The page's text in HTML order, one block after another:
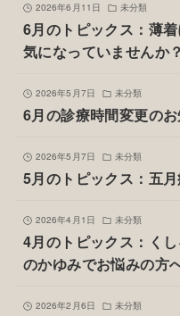
2026年6月11日 未分類
6月のトピックス：薄
気になっていませんか？
2026年5月7日 未分類
6月の診療時間変更の
2026年5月7日 未分類
5月のトピックス：五
2026年4月1日 未分類
4月のトピックス：く
のかゆみでお悩みの方
2026年2月6日 未分類